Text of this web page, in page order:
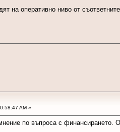
на оперативно ниво от
AM »
по въпроса с